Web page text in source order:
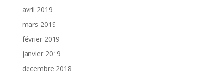
avril 2019
mars 2019
février 2019
janvier 2019
décembre 2018